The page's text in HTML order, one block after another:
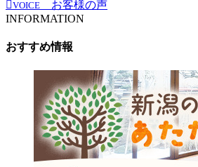
VOICE
お客様の声
INFORMATION
おすすめ情報